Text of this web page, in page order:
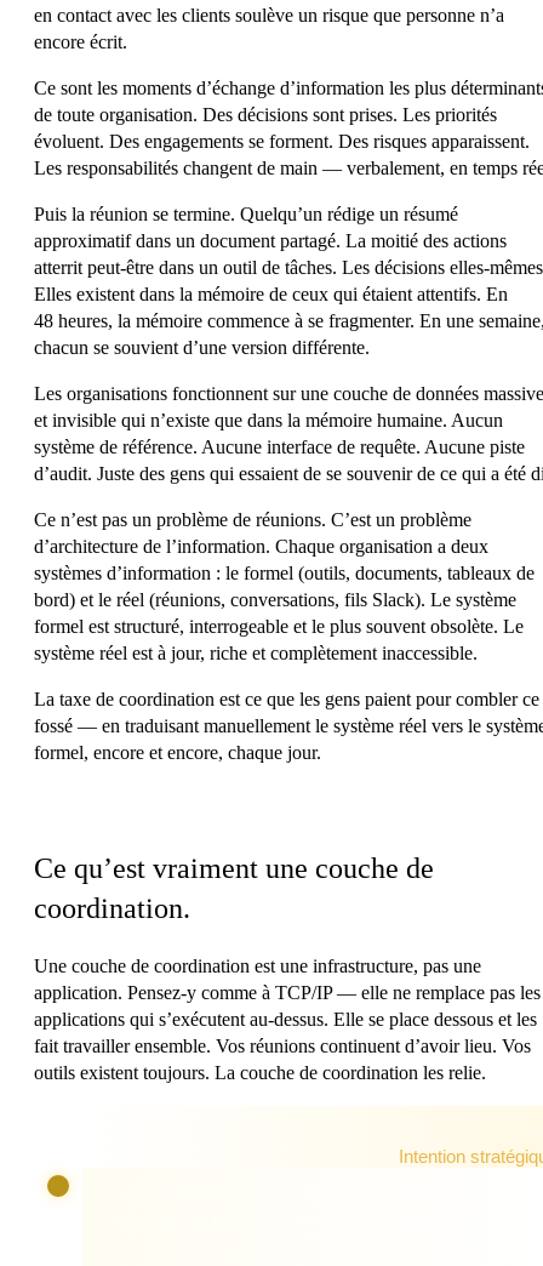
en contact avec les clients soulève un risque que personne n’a
encore écrit.
Ce sont les moments d’échange d’information les plus
de toute organisation. Des décisions sont prises. Les priorités
évoluent. Des engagements se forment. Des risques apparaissent.
Les responsabilités changent de main — verbalement, en temps
Puis la réunion se termine. Quelqu’un rédige un résumé
approximatif dans un document partagé. La moitié des actions
atterrit peut-être dans un outil de tâches. Les décisions elles-
Elles existent dans la mémoire de ceux qui étaient attentifs. En
48 heures, la mémoire commence à se fragmenter. En une
chacun se souvient d’une version différente.
Les organisations fonctionnent sur une couche de données massive
et invisible qui n’existe que dans la mémoire humaine. Aucun
système de référence. Aucune interface de requête. Aucune piste
d’audit. Juste des gens qui essaient de se souvenir de ce qui a été
Ce n’est pas un problème de réunions. C’est un problème
d’architecture de l’information. Chaque organisation a deux
systèmes d’information : le formel (outils, documents, tableaux de
bord) et le réel (réunions, conversations, fils Slack). Le système
formel est structuré, interrogeable et le plus souvent obsolète. Le
système réel est à jour, riche et complètement inaccessible.
La taxe de coordination est ce que les gens paient pour combler ce
fossé — en traduisant manuellement le système réel vers le
formel, encore et encore, chaque jour.
Ce qu’est vraiment une couche de
coordination.
Une couche de coordination est une infrastructure, pas une
application. Pensez-y comme à TCP/IP — elle ne remplace pas les
applications qui s’exécutent au-dessus. Elle se place dessous et les
fait travailler ensemble. Vos réunions continuent d’avoir lieu. Vos
outils existent toujours. La couche de coordination les relie.
Intention